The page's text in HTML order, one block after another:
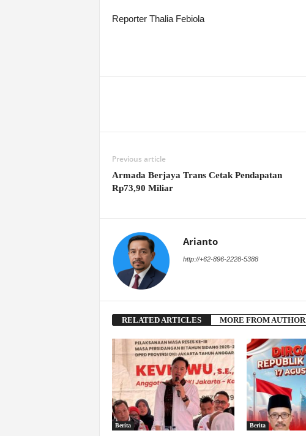
Reporter Thalia Febiola
Previous article
Armada Berjaya Trans Cetak Pendapatan
Rp73,90 Miliar
Arianto
http://+62-896-2228-5388
RELATED ARTICLES MORE FROM AUTHOR
Berita Berita